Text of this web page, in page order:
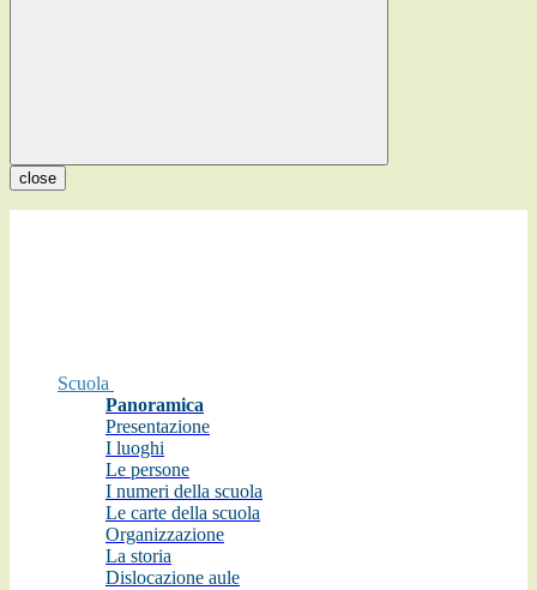
close
Scuola
Panoramica
Presentazione
I luoghi
Le persone
I numeri della scuola
Le carte della scuola
Organizzazione
La storia
Dislocazione aule